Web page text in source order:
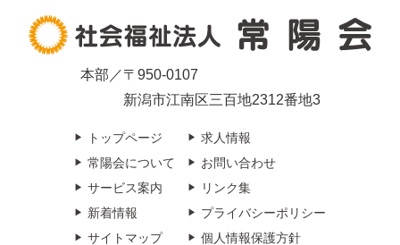
本部／〒950-0107
新潟市江南区三百地2312番地3
トップページ
常陽会について
サービス案内
新着情報
サイトマップ
求人情報
お問い合わせ
リンク集
プライバシーポリシー
個人情報保護方針